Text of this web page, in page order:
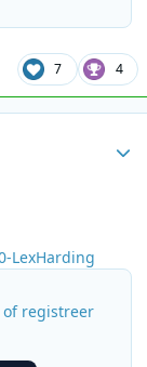
7 4
LexHarding
of registreer